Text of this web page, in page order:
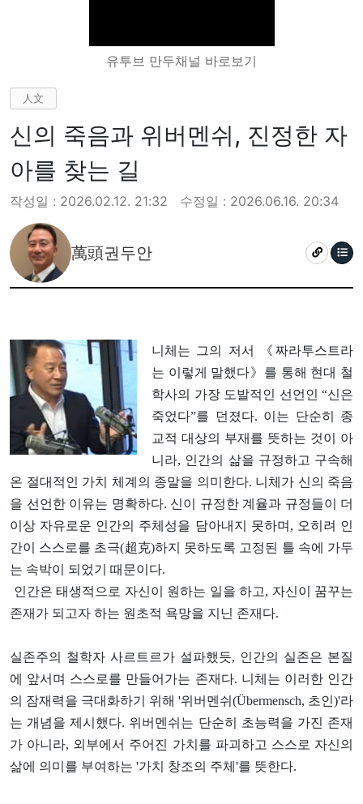
유투브 만두채널 바로보기
人文
신의 죽음과 위버멘쉬, 진정한 자
아를 찾는 길
작성일 : 2026.02.12. 21:32 수정일 : 2026.06.16. 20:34
萬頭권두안
니체는 그의 저서 《짜라투스트라
는 이렇게 말했다》를 통해 현대 철
학사의 가장 도발적인 선언인 “신은
죽었다”를 던졌다. 이는 단순히 종
교적 대상의 부재를 뜻하는 것이 아
니라, 인간의 삶을 규정하고 구속해
온 절대적인 가치 체계의 종말을 의미한다. 니체가 신의 죽음
을 선언한 이유는 명확하다. 신이 규정한 계율과 규정들이 더
이상 자유로운 인간의 주체성을 담아내지 못하며, 오히려 인
간이 스스로를 초극(超克)하지 못하도록 고정된 틀 속에 가두
는 속박이 되었기 때문이다.
인간은 태생적으로 자신이 원하는 일을 하고, 자신이 꿈꾸는
존재가 되고자 하는 원초적 욕망을 지닌 존재다.
실존주의 철학자 사르트르가 설파했듯, 인간의 실존은 본질
에 앞서며 스스로를 만들어가는 존재다. 니체는 이러한 인간
의 잠재력을 극대화하기 위해 '위버멘쉬(Übermensch, 초인)'라
는 개념을 제시했다. 위버멘쉬는 단순히 초능력을 가진 존재
가 아니라, 외부에서 주어진 가치를 파괴하고 스스로 자신의
삶에 의미를 부여하는 '가치 창조의 주체'를 뜻한다.